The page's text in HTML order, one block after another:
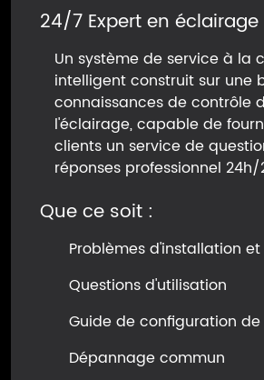
24/7 Expert en éclairage
Un système de service à la
intelligent construit sur une
connaissances de contrôle
l'éclairage, capable de
clients un service de
réponses professionnel 24h/
Que ce soit :
Problèmes d'installation
Questions d'utilisation
Guide de configuration
Dépannage commun